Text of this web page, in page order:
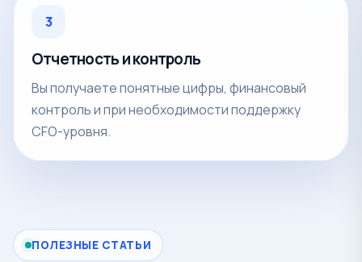
3
Отчетность и контроль
Вы получаете понятные цифры, финансовый
контроль и при необходимости поддержку
CFO-уровня.
ПОЛЕЗНЫЕ СТАТЬИ